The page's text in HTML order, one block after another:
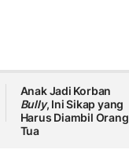
Anak Jadi Korban
Bully, Ini Sikap yang
Harus Diambil Orang
Tua